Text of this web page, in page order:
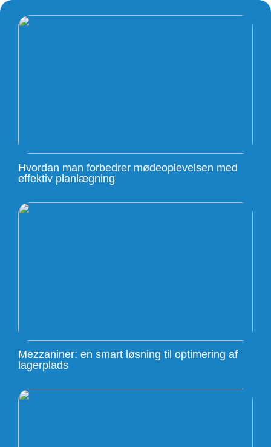
Hvordan man forbedrer mødeoplevelsen med
effektiv planlægning
Mezzaniner: en smart løsning til optimering af
lagerplads